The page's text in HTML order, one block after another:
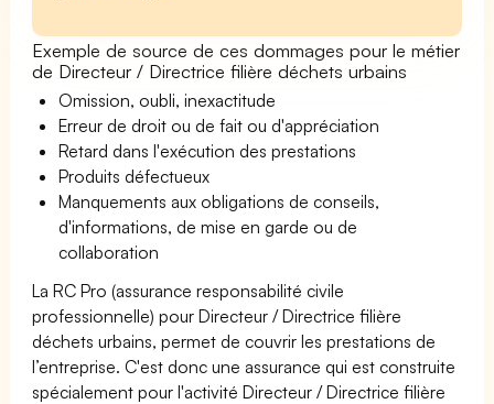
Exemple de source de ces dommages pour le métier
de Directeur / Directrice filière déchets urbains
Omission, oubli, inexactitude
Erreur de droit ou de fait ou d'appréciation
Retard dans l'exécution des prestations
Produits défectueux
Manquements aux obligations de conseils,
d'informations, de mise en garde ou de
collaboration
La RC Pro (assurance responsabilité civile
professionnelle) pour Directeur / Directrice filière
déchets urbains, permet de couvrir les prestations de
l’entreprise. C'est donc une assurance qui est construite
spécialement pour l'activité Directeur / Directrice filière